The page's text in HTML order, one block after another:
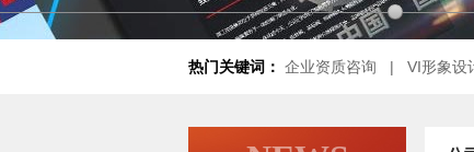
热门关键词： 企业资质咨询 | VI形象设